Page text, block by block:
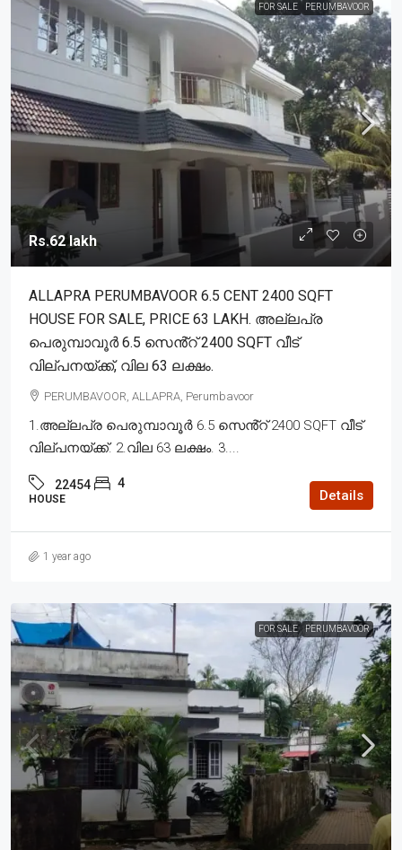
FOR SALE PERUMBAVOOR
Rs.62 lakh
ALLAPRA PERUMBAVOOR 6.5 CENT 2400 SQFT
HOUSE FOR SALE, PRICE 63 LAKH. അല്ലപ്ര
പെരുമ്പാവൂർ 6.5 സെൻ്റ് 2400 SQFT വീട്
വില്പനയ്ക്ക്, വില 63 ലക്ഷം.
PERUMBAVOOR, ALLAPRA, Perumbavoor
1.അല്ലപ്ര പെരുമ്പാവൂർ 6.5 സെൻ്റ് 2400 SQFT വീട്
വില്പനയ്ക്ക്. 2.വില 63 ലക്ഷം. 3....
22454 4
HOUSE Details
1 year ago
FOR SALE PERUMBAVOOR